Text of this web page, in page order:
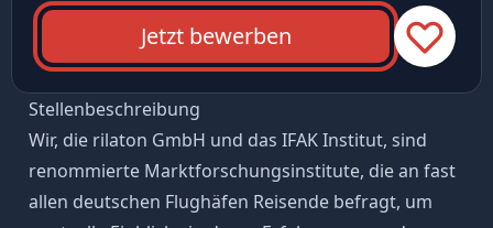
Jetzt bewerben
Stellenbeschreibung
Wir, die rilaton GmbH und das IFAK Institut, sind
renommierte Marktforschungsinstitute, die an fast
allen deutschen Flughäfen Reisende befragt, um